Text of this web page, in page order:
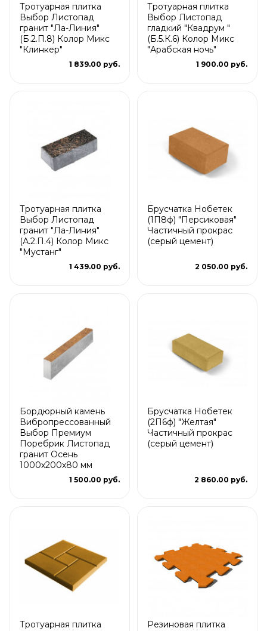
Тротуарная плитка
Выбор Листопад
гранит "Ла-Линия"
(Б.2.П.8) Колор Микс
"Клинкер"
1 839.00 руб.
Тротуарная плитка
Выбор Листопад
гладкий "Квадрум "
(Б.5.К.6) Колор Микс
"Арабская ночь"
1 900.00 руб.
Тротуарная плитка
Выбор Листопад
гранит "Ла-Линия"
(А.2.П.4) Колор Микс
"Мустанг"
1 439.00 руб.
Брусчатка Нобетек
(1П8ф) "Персиковая"
Частичный прокрас
(серый цемент)
2 050.00 руб.
Бордюрный камень
Вибропрессованный
Выбор Премиум
Поребрик Листопад
гранит Осень
1000х200х80 мм
1 500.00 руб.
Брусчатка Нобетек
(2П6ф) "Желтая"
Частичный прокрас
(серый цемент)
2 860.00 руб.
Тротуарная плитка
Резиновая плитка